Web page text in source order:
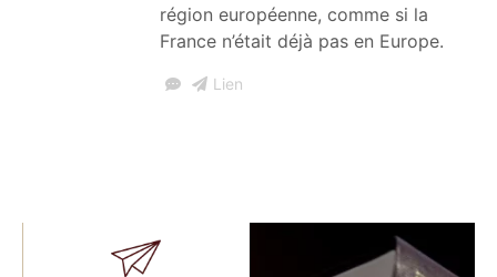
région européenne, comme si la
France n’était déjà pas en Europe.
Lien